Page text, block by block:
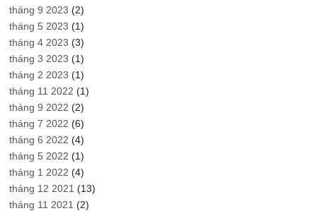
tháng 9 2023 (2)
tháng 5 2023 (1)
tháng 4 2023 (3)
tháng 3 2023 (1)
tháng 2 2023 (1)
tháng 11 2022 (1)
tháng 9 2022 (2)
tháng 7 2022 (6)
tháng 6 2022 (4)
tháng 5 2022 (1)
tháng 1 2022 (4)
tháng 12 2021 (13)
tháng 11 2021 (2)